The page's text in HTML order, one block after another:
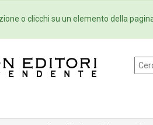
Collane Newsletter
o clicchi su un elemento della